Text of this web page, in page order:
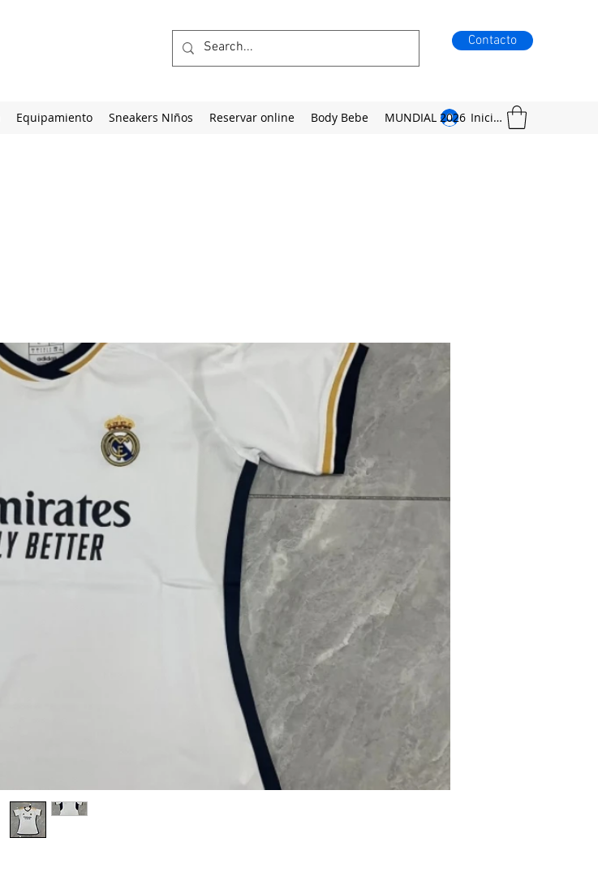
Contacto
Iniciar sesión
Equipamiento Sneakers NIños Reservar online Body Bebe MUNDIAL 2026